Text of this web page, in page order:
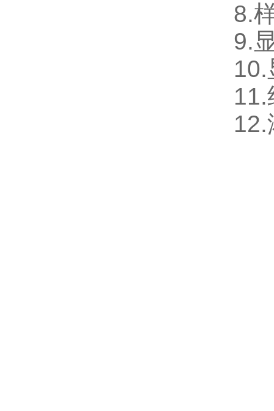
8.
9.